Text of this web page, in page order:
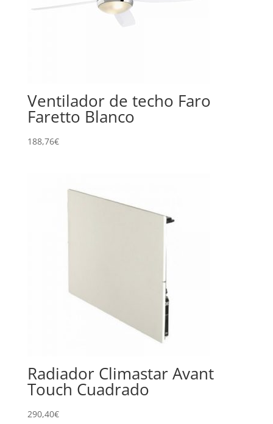
Ventilador de techo Faro
Faretto Blanco
188,76€
Radiador Climastar Avant
Touch Cuadrado
290,40€